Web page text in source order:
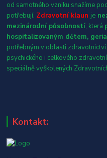
od samotného vzniku snažíme
potřebují. Zdravotní klaun je
mezinárodní působností, která
hospitalizovaným dětem,
potřebným v oblasti
psychického i celkového
speciálně vyškolených
Kontakt: